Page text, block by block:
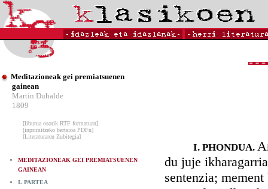
Meditazioneak gei premiatsuenen
gainean
Martin Duhalde
1809
[liburua osorik RTF formatuan]
[inprimitzeko bertsioa PDFn]
[Literaturaren Zubitegia]
MEDITAZIONEAK GEI PREMIATSUENEN
GAINEAN
I. PARTEA
I. PHONDUA.
du juje
sentenzia;